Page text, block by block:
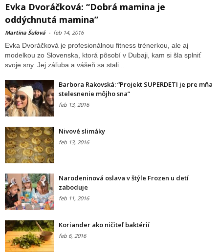
Evka Dvoráčková: “Dobrá mamina je
oddýchnutá mamina”
Martina Šulová - feb 14, 2016
Evka Dvoráčková je profesionálnou fitness trénerkou, ale aj
modelkou zo Slovenska, ktorá pôsobí v Dubaji, kam si šla splniť
svoje sny. Jej záľuba a vášeň sa stali...
Barbora Rakovská: “Projekt SUPERDETI je pre mňa
stelesnenie môjho sna”
feb 13, 2016
Nivové slimáky
feb 13, 2016
Narodeninová oslava v štýle Frozen u detí
zaboduje
feb 11, 2016
Koriander ako ničiteľ baktérií
feb 6, 2016